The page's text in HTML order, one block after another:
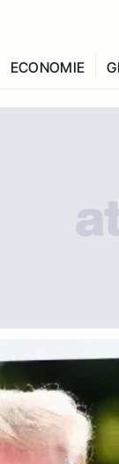
ECONOMIE